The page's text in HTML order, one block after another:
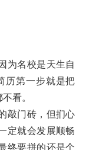
为名校是天生自
历第一步就是把
看。
敲门砖，但扪心
定就会发展顺畅
终要拼的还是个